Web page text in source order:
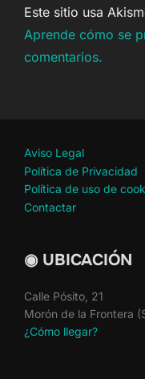
Este sitio usa
Aprende cómo se
comentarios.
Aviso Legal
Política de Privacidad
Política de uso de
Contactar
◉ UBICACIÓN
Calle Pósito, 21
Morón de la Frontera
¿Cómo llegar?